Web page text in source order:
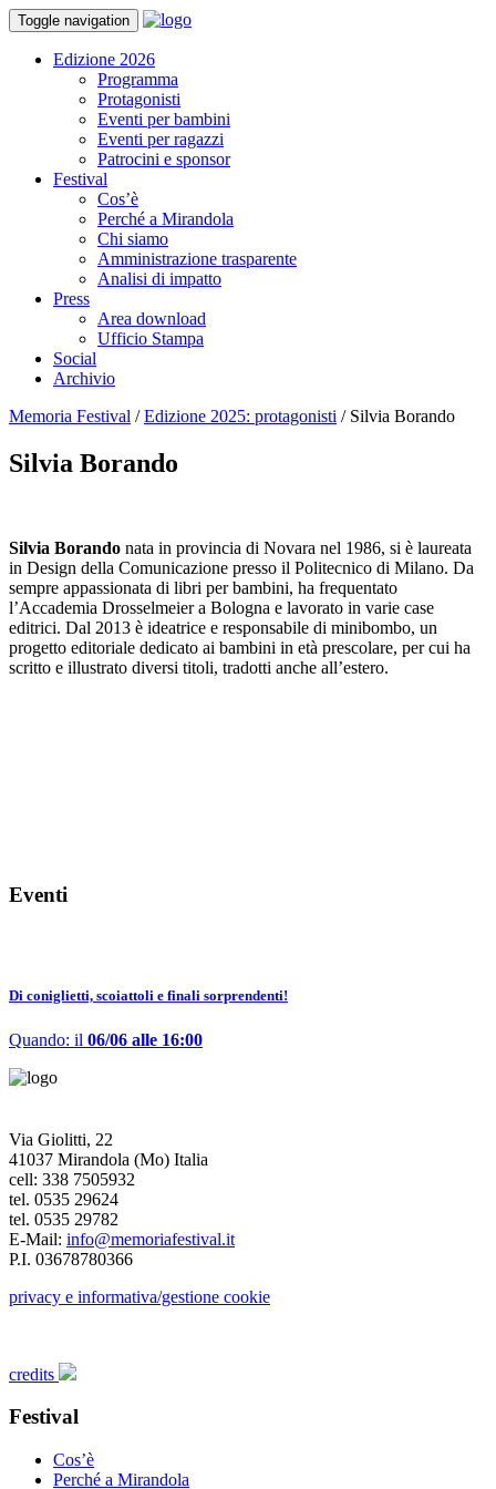
Toggle navigation
Edizione 2026
Programma
Protagonisti
Eventi per bambini
Eventi per ragazzi
Patrocini e sponsor
Festival
Cos’è
Perché a Mirandola
Chi siamo
Amministrazione trasparente
Analisi di impatto
Press
Area download
Ufficio Stampa
Social
Archivio
Memoria Festival /Edizione 2025: protagonisti / Silvia Borando
Silvia Borando
Silvia Borando nata in provincia di Novara nel 1986, si è laureata
in Design della Comunicazione presso il Politecnico di Milano. Da
sempre appassionata di libri per bambini, ha frequentato
l’Accademia Drosselmeier a Bologna e lavorato in varie case
editrici. Dal 2013 è ideatrice e responsabile di minibombo, un
progetto editoriale dedicato ai bambini in età prescolare, per cui ha
scritto e illustrato diversi titoli, tradotti anche all’estero.
Eventi
Di coniglietti, scoiattoli e finali sorprendenti!
Quando: il 06/06 alle 16:00
Via Giolitti, 22
41037 Mirandola (Mo) Italia
cell: 338 7505932
tel. 0535 29624
tel. 0535 29782
E-Mail: info@memoriafestival.it
P.I. 03678780366
privacy e informativa/gestione cookie
credits
Festival
Cos’è
Perché a Mirandola